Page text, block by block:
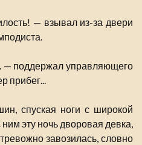
— взывал из-за двери
— поддержал управляющего
прибег...
спуская ноги с широкой
эту ночь дворовая девка,
завозилась, словно